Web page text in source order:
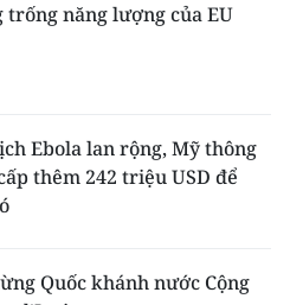
trống năng lượng của EU
Ebola lan rộng, Mỹ thông
thêm 242 triệu USD để
Quốc khánh nước Cộng